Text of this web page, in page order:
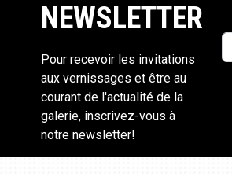
NEWSLETTER
Pour recevoir les invitations
aux vernissages et être au
courant de l'actualité de la
galerie, inscrivez-vous à
notre newsletter!